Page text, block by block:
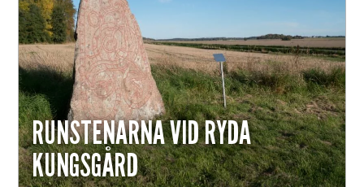
RUNSTENARNA VID RYDA
KUNGSGÅRD